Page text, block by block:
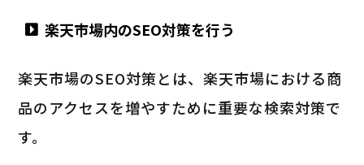
楽天市場内のSEO対策を行う
楽天市場のSEO対策とは、楽天市場における商
品のアクセスを増やすために重要な検索対策で
す。